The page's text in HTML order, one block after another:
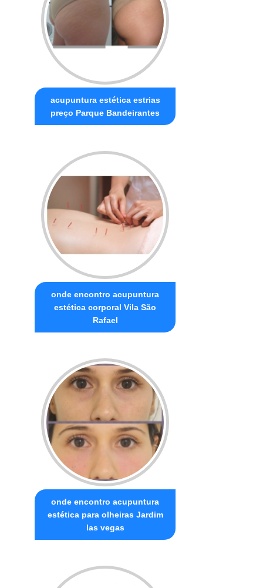
acupuntura estética estrias
preço Parque Bandeirantes
onde encontro acupuntura
estética corporal Vila São
Rafael
onde encontro acupuntura
estética para olheiras Jardim
las vegas